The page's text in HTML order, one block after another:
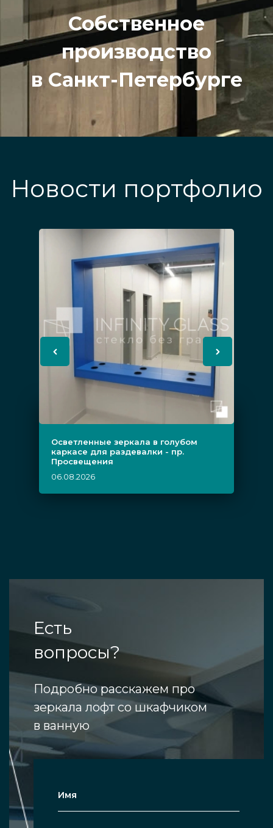
Собственное
производство
в Санкт-Петербурге
Новости портфолио
Осветленные зеркала в голубом
каркасе для раздевалки - пр.
Просвещения
06.08.2026
Есть
вопросы?
Подробно расскажем про
зеркала лофт со шкафчиком
в ванную